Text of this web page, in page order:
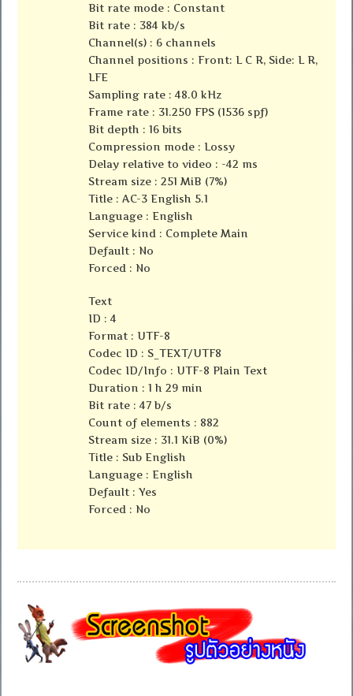
Bit rate mode : Constant
Bit rate : 384 kb/s
Channel(s) : 6 channels
Channel positions : Front: L C R, Side: L R,
LFE
Sampling rate : 48.0 kHz
Frame rate : 31.250 FPS (1536 spf)
Bit depth : 16 bits
Compression mode : Lossy
Delay relative to video : -42 ms
Stream size : 251 MiB (7%)
Title : AC-3 English 5.1
Language : English
Service kind : Complete Main
Default : No
Forced : No
Text
ID : 4
Format : UTF-8
Codec ID : S_TEXT/UTF8
Codec ID/Info : UTF-8 Plain Text
Duration : 1 h 29 min
Bit rate : 47 b/s
Count of elements : 882
Stream size : 31.1 KiB (0%)
Title : Sub English
Language : English
Default : Yes
Forced : No